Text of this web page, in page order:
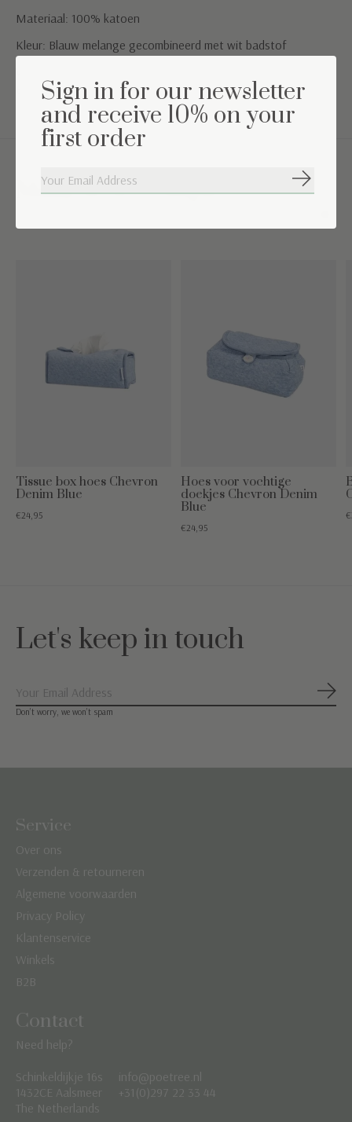
Materiaal: 100% katoen
Kleur: Blauw melange gecombineerd met wit badstof
Exclusief aankleedkussen
Maak de set compleet
Tissue box hoes Chevron
Denim Blue
€24,95
Hoes voor vochtige
doekjes Chevron Denim
Blue
€24,95
Let's keep in touch
Don’t worry, we won’t spam
Service
Over ons
Verzenden & retourneren
Algemene voorwaarden
Privacy Policy
Klantenservice
Winkels
B2B
Contact
Need help?
Schinkeldijkje 16s
1432CE Aalsmeer
The Netherlands
info@poetree.nl
+31(0)297 22 33 44
Nederlands
Sign in for our newsletter
and receive 10% on your
first order
Abonneer